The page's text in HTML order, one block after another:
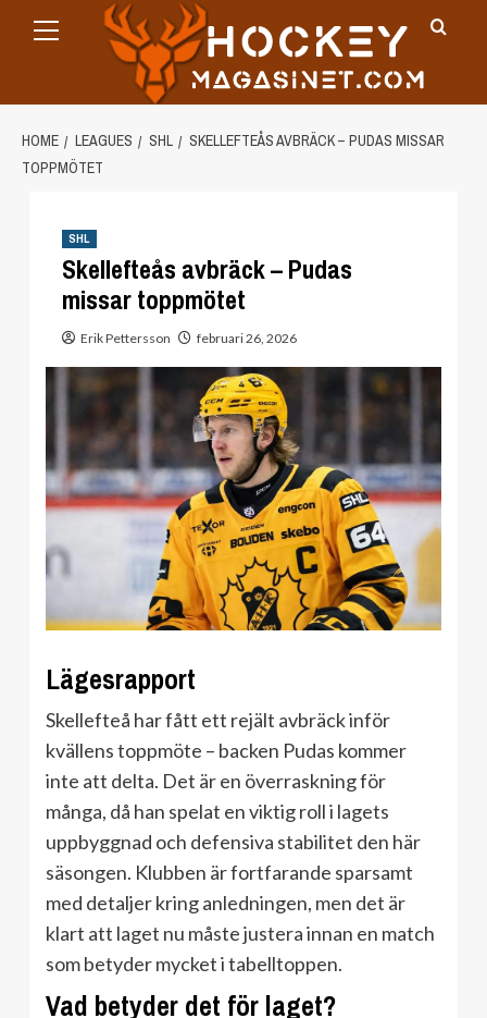
Menu
HOME LEAGUES SHL
SKELLEFTEÅS AVBRÄCK – PUDAS MISSAR
TOPPMÖTET
SHL
Skellefteås avbräck – Pudas
missar toppmötet
Erik Pettersson februari 26, 2026
Lägesrapport
Skellefteå har fått ett rejält avbräck inför
kvällens toppmöte – backen Pudas kommer
inte att delta. Det är en överraskning för
många, då han spelat en viktig roll i lagets
uppbyggnad och defensiva stabilitet den här
säsongen. Klubben är fortfarande sparsamt
med detaljer kring anledningen, men det är
klart att laget nu måste justera innan en match
som betyder mycket i tabelltoppen.
Vad betyder det för laget?